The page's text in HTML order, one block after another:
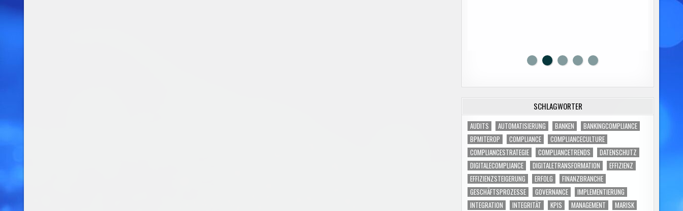
SCHLAGWÖRTER
AUDITS AUTOMATISIERUNG BANKEN
BANKINGCOMPLIANCE
BPMITEROP
COMPLIANCE
COMPLIANCECULTURE
COMPLIANCESTRATEGIE
COMPLIANCETRENDS
DATENSCHUTZ
DIGITALECOMPLIANCE
DIGITALETRANSFORMATION
EFFIZIENZ
EFFIZIENZSTEIGERUNG
ERFOLG
FINANZBRANCHE
GESCHÄFTSPROZESSE
GOVERNANCE
IMPLEMENTIERUNG
INTEGRATION
INTEGRITÄT KPIS MANAGEMENT
MARISK